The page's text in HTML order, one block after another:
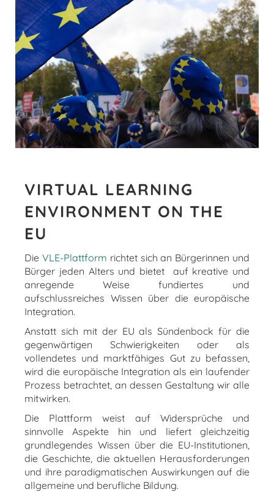
VIRTUAL LEARNING
ENVIRONMENT ON THE
EU
Die VLE-Plattform richtet sich an Bürgerinnen und
Bürger jeden Alters und bietet auf kreative und
anregende Weise fundiertes und
aufschlussreiches Wissen über die europäische
Integration.
Anstatt sich mit der EU als Sündenbock für die
gegenwärtigen Schwierigkeiten oder als
vollendetes und marktfähiges Gut zu befassen,
wird die europäische Integration als ein laufender
Prozess betrachtet, an dessen Gestaltung wir alle
mitwirken.
Die Plattform weist auf Widersprüche und
sinnvolle Aspekte hin und liefert gleichzeitig
grundlegendes Wissen über die EU-Institutionen,
die Geschichte, die aktuellen Herausforderungen
und ihre paradigmatischen Auswirkungen auf die
allgemeine und berufliche Bildung.